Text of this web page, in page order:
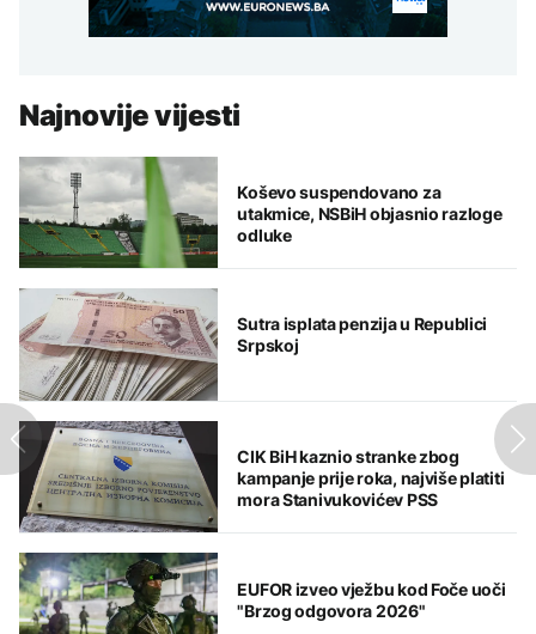
Najnovije vijesti
Koševo suspendovano za
utakmice, NSBiH objasnio razloge
odluke
Sutra isplata penzija u Republici
Srpskoj
CIK BiH kaznio stranke zbog
kampanje prije roka, najviše platiti
mora Stanivukovićev PSS
EUFOR izveo vježbu kod Foče uoči
"Brzog odgovora 2026"